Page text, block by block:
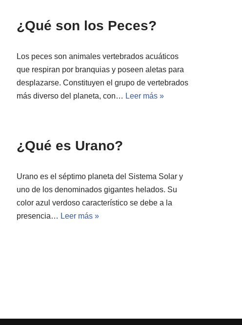
¿Qué son los Peces?
Los peces son animales vertebrados acuáticos
que respiran por branquias y poseen aletas para
desplazarse. Constituyen el grupo de vertebrados
más diverso del planeta, con… Leer más »
¿Qué es Urano?
Urano es el séptimo planeta del Sistema Solar y
uno de los denominados gigantes helados. Su
color azul verdoso característico se debe a la
presencia… Leer más »